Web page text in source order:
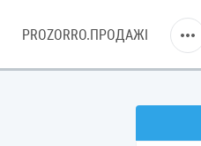
PROZORRO.ПРОДАЖІ